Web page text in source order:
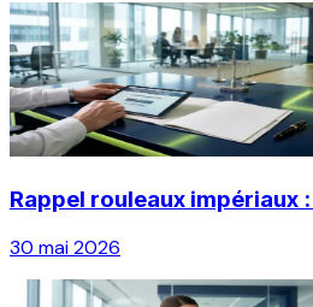
Rappel rouleaux impériaux
30 mai 2026